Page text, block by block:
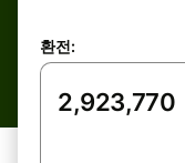
환전: